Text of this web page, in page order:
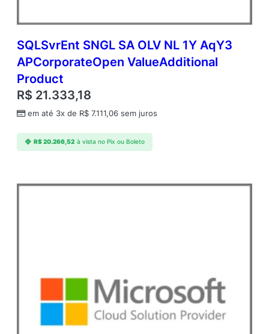
SQLSvrEnt SNGL SA OLV NL 1Y AqY3
APCorporateOpen ValueAdditional
Product
R$ 21.333,18
em até 3x de R$ 7.111,06 sem juros
R$20.266,52 à vista no Pix ou Boleto